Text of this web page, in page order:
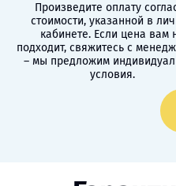
Произведите оплату
стоимости, указанной в
кабинете. Если цена вам
подходит, свяжитесь с
– мы предложим
условия.